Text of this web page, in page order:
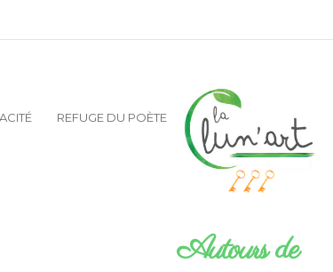
REFUGE DU POÈTE
Autours de